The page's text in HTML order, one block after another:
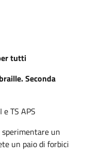
tutti
Seconda
TS APS
sperimentare un
un paio di forbici